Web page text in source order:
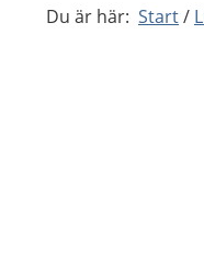
Du är här: Start